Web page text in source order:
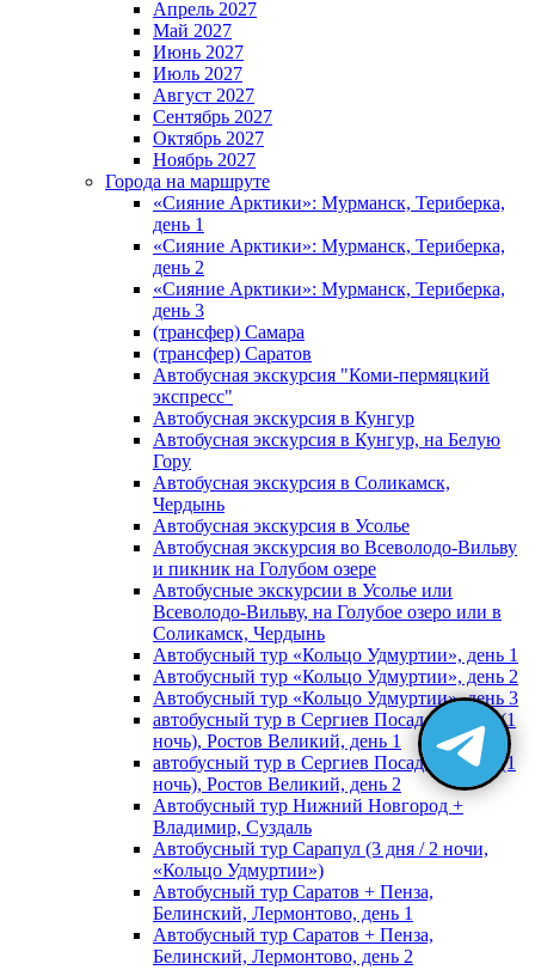
Апрель 2027
Май 2027
Июнь 2027
Июль 2027
Август 2027
Сентябрь 2027
Октябрь 2027
Ноябрь 2027
Города на маршруте
«Сияние Арктики»: Мурманск, Териберка,
день 1
«Сияние Арктики»: Мурманск, Териберка,
день 2
«Сияние Арктики»: Мурманск, Териберка,
день 3
(трансфер) Самара
(трансфер) Саратов
Автобусная экскурсия "Коми-пермяцкий
экспресс"
Автобусная экскурсия в Кунгур
Автобусная экскурсия в Кунгур, на Белую
Гору
Автобусная экскурсия в Соликамск,
Чердынь
Автобусная экскурсия в Усолье
Автобусная экскурсия во Всеволодо-Вильву
и пикник на Голубом озере
Автобусные экскурсии в Усолье или
Всеволодо-Вильву, на Голубое озеро или в
Соликамск, Чердынь
Автобусный тур «Кольцо Удмуртии», день 1
Автобусный тур «Кольцо Удмуртии», день 2
Автобусный тур «Кольцо Удмуртии», день 3
автобусный тур в Сергиев Посад, Москву (1
ночь), Ростов Великий, день 1
автобусный тур в Сергиев Посад, Москву (1
ночь), Ростов Великий, день 2
Автобусный тур Нижний Новгород +
Владимир, Суздаль
Автобусный тур Сарапул (3 дня / 2 ночи,
«Кольцо Удмуртии»)
Автобусный тур Саратов + Пенза,
Белинский, Лермонтово, день 1
Автобусный тур Саратов + Пенза,
Белинский, Лермонтово, день 2